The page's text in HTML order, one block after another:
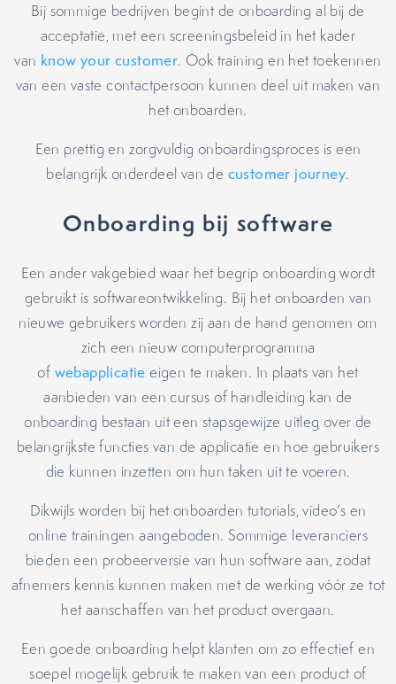
Bij sommige bedrijven begint de onboarding al bij de
acceptatie, met een screeningsbeleid in het kader
van know your customer. Ook training en het toekennen
van een vaste contactpersoon kunnen deel uit maken van
het onboarden.
Een prettig en zorgvuldig onboardingsproces is een
belangrijk onderdeel van de customer journey.
Onboarding bij software
Een ander vakgebied waar het begrip onboarding wordt
gebruikt is softwareontwikkeling. Bij het onboarden van
nieuwe gebruikers worden zij aan de hand genomen om
zich een nieuw computerprogramma
of webapplicatie eigen te maken. In plaats van het
aanbieden van een cursus of handleiding kan de
onboarding bestaan uit een stapsgewijze uitleg over de
belangrijkste functies van de applicatie en hoe gebruikers
die kunnen inzetten om hun taken uit te voeren.
Dikwijls worden bij het onboarden tutorials, video’s en
online trainingen aangeboden. Sommige leveranciers
bieden een probeerversie van hun software aan, zodat
afnemers kennis kunnen maken met de werking vóór ze tot
het aanschaffen van het product overgaan.
Een goede onboarding helpt klanten om zo effectief en
soepel mogelijk gebruik te maken van een product of